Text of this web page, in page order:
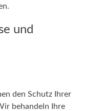
und
den Schutz Ihrer
behandeln Ihre